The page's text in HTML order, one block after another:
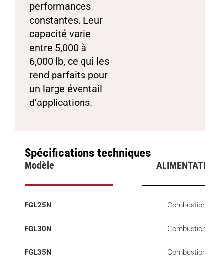
performances
constantes. Leur
capacité varie
entre 5,000 à
6,000 lb, ce qui les
rend parfaits pour
un large éventail
d’applications.
Spécifications techniques
Modèle ALIMENTATION
FGL25N Combustion
FGL30N Combustion
FGL35N Combustion